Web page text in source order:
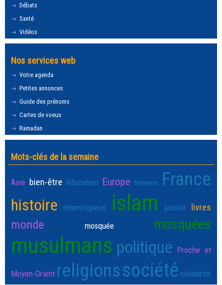
Débats
Santé
Vidéos
Nos services web
Votre agenda
Petites annonces
Guide des prénoms
Cartes de voeux
Ramadan
Mots-clés de la semaine
Asie bien-être éducation Europe femmes France
histoire interreligieux islam justice livres
monde mosquée mosquées
musulmans politique Proche et
Moyen-Orient religionssociété solidarité